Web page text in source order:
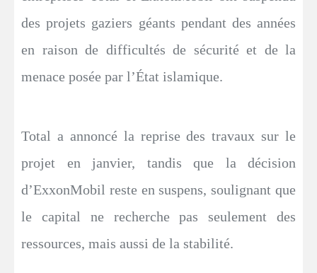
des projets gaziers géants pendant des années
en raison de difficultés de sécurité et de la
menace posée par l’État islamique.
Total a annoncé la reprise des travaux sur le
projet en janvier, tandis que la décision
d’ExxonMobil reste en suspens, soulignant que
le capital ne recherche pas seulement des
ressources, mais aussi de la stabilité.